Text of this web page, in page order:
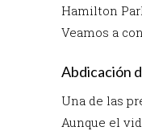
Hamilton
Veamos a
Abdicación
Una de las
Aunque el